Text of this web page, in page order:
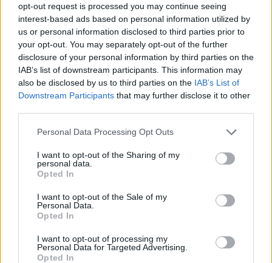
opt-out request is processed you may continue seeing
interest-based ads based on personal information utilized by
us or personal information disclosed to third parties prior to
your opt-out. You may separately opt-out of the further
disclosure of your personal information by third parties on the
IAB’s list of downstream participants. This information may
also be disclosed by us to third parties on the IAB’s List of
Downstream Participants that may further disclose it to other
Personal Data Processing Opt Outs
I want to opt-out of the Sharing of my
personal data.
Opted In
I want to opt-out of the Sale of my
Personal Data.
Opted In
I want to opt-out of processing my
Personal Data for Targeted Advertising.
Opted In